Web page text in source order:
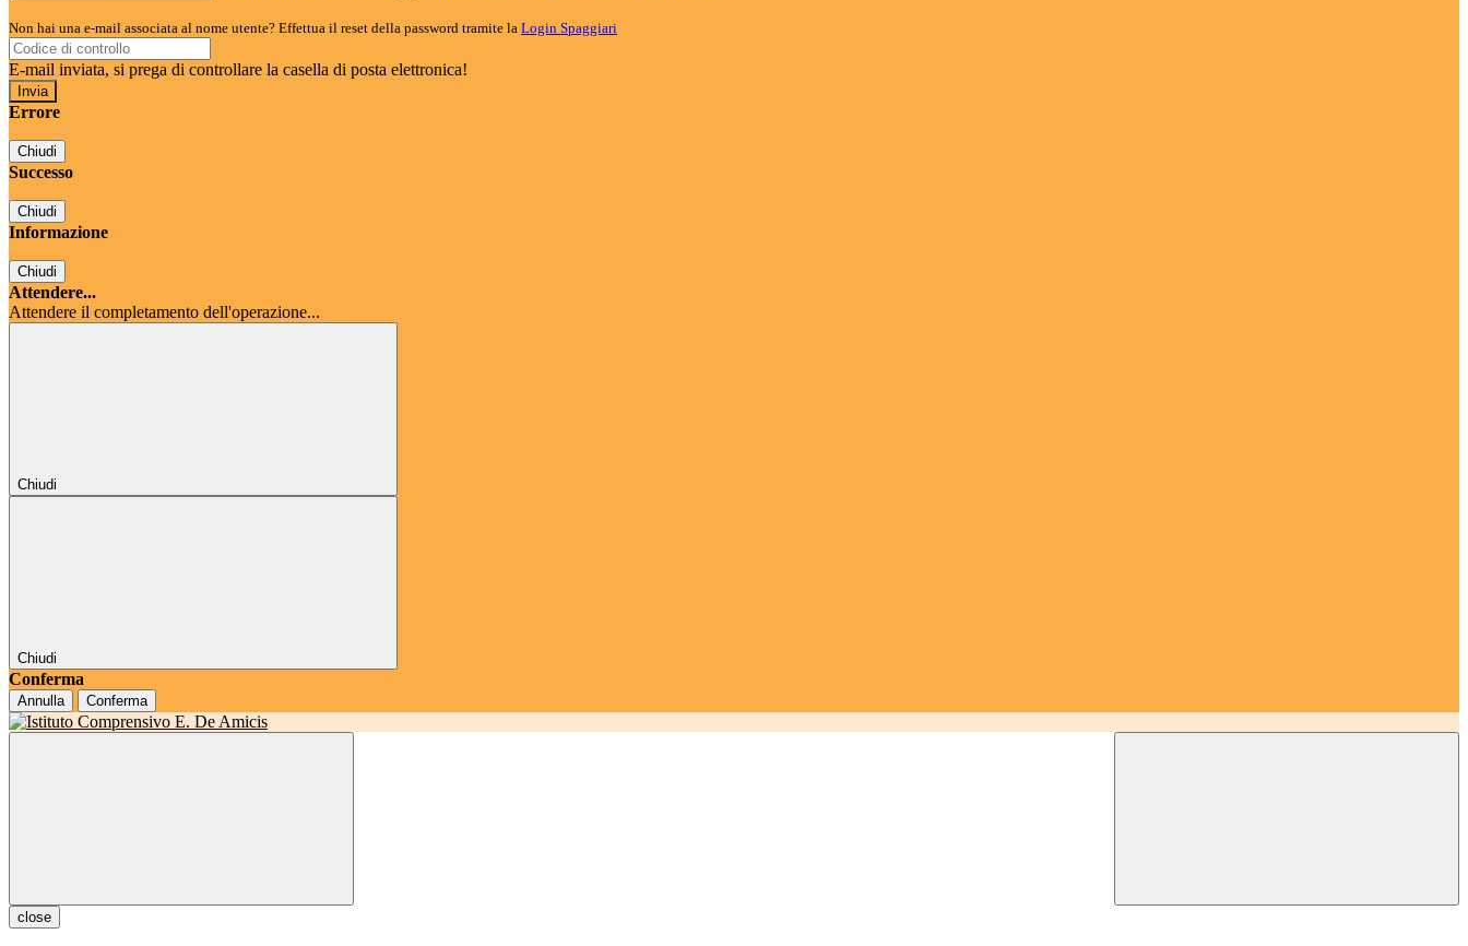
Non hai una e-mail associata al nome utente? Effettua il reset della password tramite la Login Spaggiari
E-mail inviata, si prega di controllare la casella di posta elettronica!
Errore
Chiudi
Successo
Chiudi
Informazione
Chiudi
Attendere...
Attendere il completamento dell'operazione...
Chiudi
Chiudi
Conferma
Annulla Conferma
close